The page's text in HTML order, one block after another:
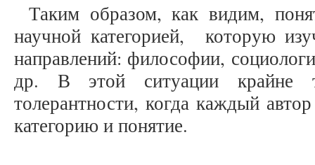
Таким образом, как видим,
научной категорией, которую
направлений: философии,
др. В этой ситуации крайне
толерантности, когда каждый
категорию и понятие.